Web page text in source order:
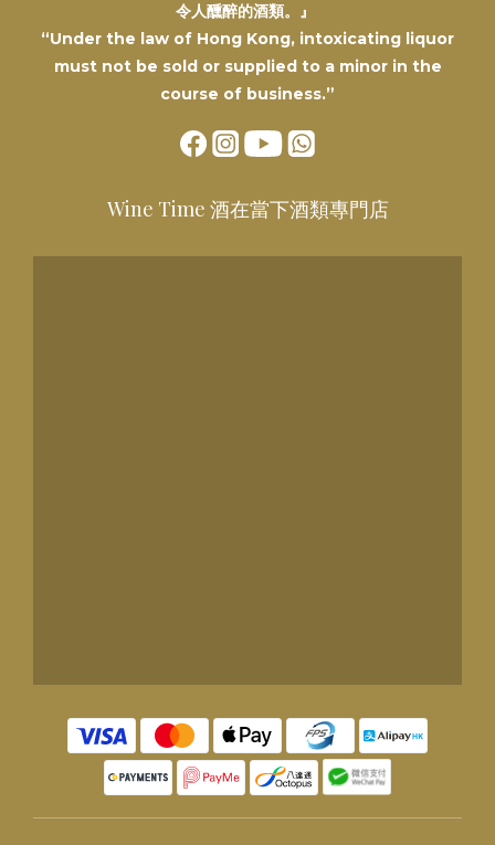
令人醺醉的酒類。』
“Under the law of Hong Kong, intoxicating liquor
must not be sold or supplied to a minor in the
course of business.”
Wine Time 酒在當下酒類專門店